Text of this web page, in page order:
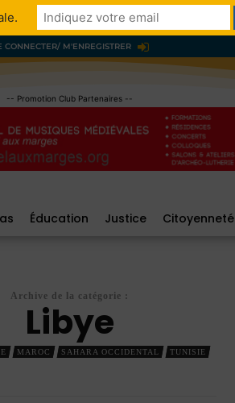
CONNECTER/ M'ENREGISTRER
-- Promotion Club Partenaires --
Éducation Justice Citoyenneté
Archive de la catégorie :
Libye
MAROC SAHARA OCCIDENTAL TUNISIE